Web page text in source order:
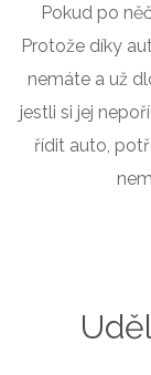
Pokud po
Protože díky
nemáte a už
jestli si jej
řídit auto,